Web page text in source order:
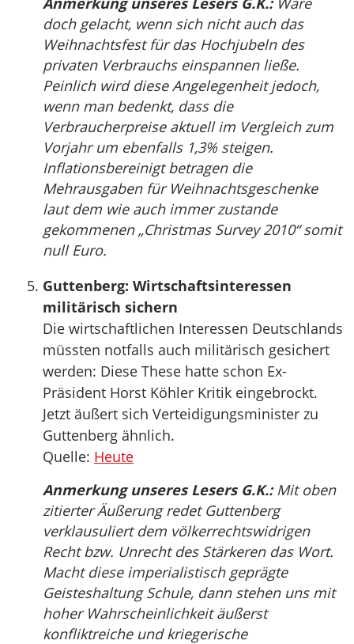
doch gelacht, wenn sich nicht auch das
Weihnachtsfest für das Hochjubeln des
privaten Verbrauchs einspannen ließe.
Peinlich wird diese Angelegenheit jedoch,
wenn man bedenkt, dass die
Verbraucherpreise aktuell im Vergleich zum
Vorjahr um ebenfalls 1,3% steigen.
Inflationsbereinigt betragen die
Mehrausgaben für Weihnachtsgeschenke
laut dem wie auch immer zustande
gekommenen „Christmas Survey 2010“ somit
null Euro.
Guttenberg: Wirtschaftsinteressen
militärisch sichern
Die wirtschaftlichen Interessen Deutschlands
müssten notfalls auch militärisch gesichert
werden: Diese These hatte schon Ex-
Präsident Horst Köhler Kritik eingebrockt.
Jetzt äußert sich Verteidigungsminister zu
Guttenberg ähnlich.
Quelle: Heute
Anmerkung unseres Lesers G.K.:Mit oben
zitierter Äußerung redet Guttenberg
verklausuliert dem völkerrechtswidrigen
Recht bzw. Unrecht des Stärkeren das Wort.
Macht diese imperialistisch geprägte
Geisteshaltung Schule, dann stehen uns mit
hoher Wahrscheinlichkeit äußerst
konfliktreiche und kriegerische